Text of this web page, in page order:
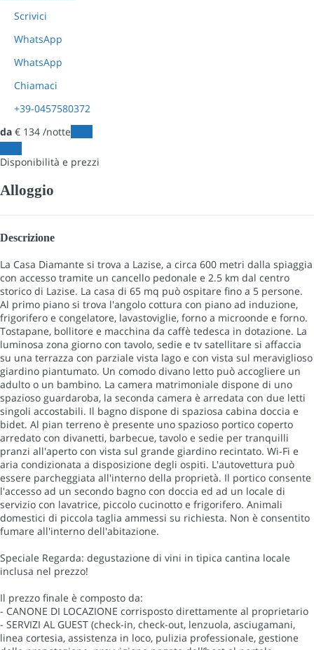
Scrivici
WhatsApp
WhatsApp
Chiamaci
+39-0457580372
da € 134 /notte
Disponibilità e prezzi
Alloggio
Descrizione
La Casa Diamante si trova a Lazise, a circa 600 metri dalla spiaggia
con accesso tramite un cancello pedonale e 2.5 km dal centro
storico di Lazise. La casa di 65 mq può ospitare fino a 5 persone.
Al primo piano si trova l'angolo cottura con piano ad induzione,
frigorifero e congelatore, lavastoviglie, forno a microonde e forno.
Tostapane, bollitore e macchina da caffè tedesca in dotazione. La
luminosa zona giorno con tavolo, sedie e tv satellitare si affaccia
su una terrazza con parziale vista lago e con vista sul meraviglioso
giardino piantumato. Un comodo divano letto può accogliere un
adulto o un bambino. La camera matrimoniale dispone di uno
spazioso guardaroba, la seconda camera è arredata con due letti
singoli accostabili. Il bagno dispone di spaziosa cabina doccia e
bidet. Al pian terreno è presente uno spazioso portico coperto
arredato con divanetti, barbecue, tavolo e sedie per tranquilli
pranzi all'aperto con vista sul grande giardino recintato. Wi-Fi e
aria condizionata a disposizione degli ospiti. L'autovettura può
essere parcheggiata all'interno della proprietà. Il portico consente
l'accesso ad un secondo bagno con doccia ed ad un locale di
servizio con lavatrice, piccolo cucinotto e frigorifero. Animali
domestici di piccola taglia ammessi su richiesta. Non è consentito
fumare all'interno dell'abitazione.
Speciale Regarda: degustazione di vini in tipica cantina locale
inclusa nel prezzo!
Il prezzo finale è composto da:
- CANONE DI LOCAZIONE corrisposto direttamente al proprietario
- SERVIZI AL GUEST (check-in, check-out, lenzuola, asciugamani,
linea cortesia, assistenza in loco, pulizia professionale, gestione